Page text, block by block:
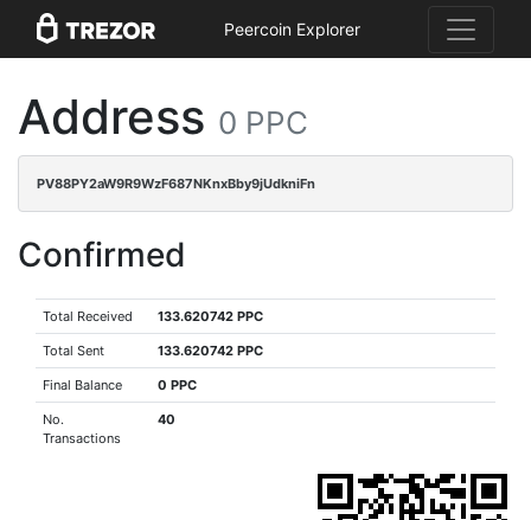
Peercoin Explorer
Address 0 PPC
PV88PY2aW9R9WzF687NKnxBby9jUdkniFn
Confirmed
Total Received 133.620742 PPC
Total Sent 133.620742 PPC
Final Balance 0 PPC
No.
Transactions
40